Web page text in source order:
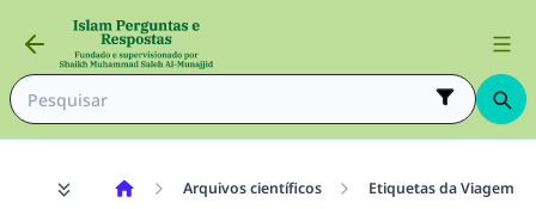
Arquivos científicos Etiquetas da Viagem